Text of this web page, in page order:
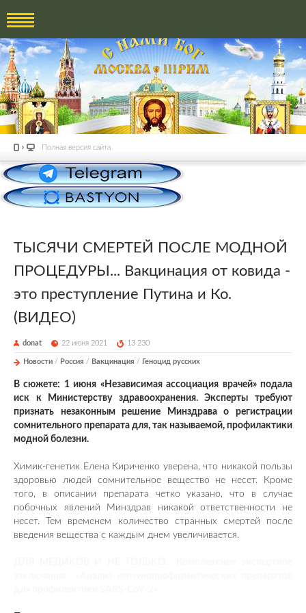
Полная версия сайта
ТЫСЯЧИ СМЕРТЕЙ ПОСЛЕ МОДНОЙ
ПРОЦЕДУРЫ... Вакцинация от ковида -
это преступление Путина и Ко.
(ВИДЕО)
donat 22 июня 2021 13 230
Новости / Россия / Вакцинация / Геноцид русских
В сюжете: 1 июня «Независимая ассоциация врачей» подала
иск к Министерству здравоохранения. Эксперты требуют
признать незаконным решение Минздрава о регистрации
сомнительного препарата для, так называемой, профилактики
модной болезни.
Химик-генетик Елена Кириченко уверена, что никакой пользы
здоровью людей сомнительное вещество не несет. Кроме
того, в описании препарата четко указано, что в случае
побочных явлений Минздрав никакой ответственности не
несет. Тем временем количество странных смертей после
введения вещества с каждым днем увеличивается.